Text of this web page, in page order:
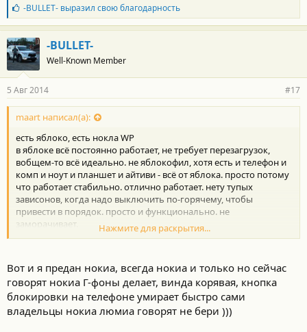
Б
л
а
г
о
д
а
н
о
с
и
:
-BULLET-выразил свою благодарность
-BULLET-
Well-Known Member
5 Авг 2014 #17
maart написал(а):
есть яблоко, есть нокла WP
в яблоке всё постоянно работает, не требует перезагрузок,
вобщем-то всё идеально. не яблокофил, хотя есть и телефон и
комп и ноут и планшет и айтиви - всё от яблока. просто потому
что работает стабильно. отлично работает. нету тупых
зависонов, когда надо выключить по-горячему, чтобы
привести в порядок. просто и функционально. не
заморачивает.
windowsphone - потому что процессор шустрее, в прошлом
самурай - верен своему дохлому уже хозяину.
Нажмите для раскрытия...
Вот и я предан нокиа, всегда нокиа и только но сейчас
говорят нокиа Г-фоны делает, винда корявая, кнопка
блокировки на телефоне умирает быстро сами
владельцы нокиа люмиа говорят не бери )))